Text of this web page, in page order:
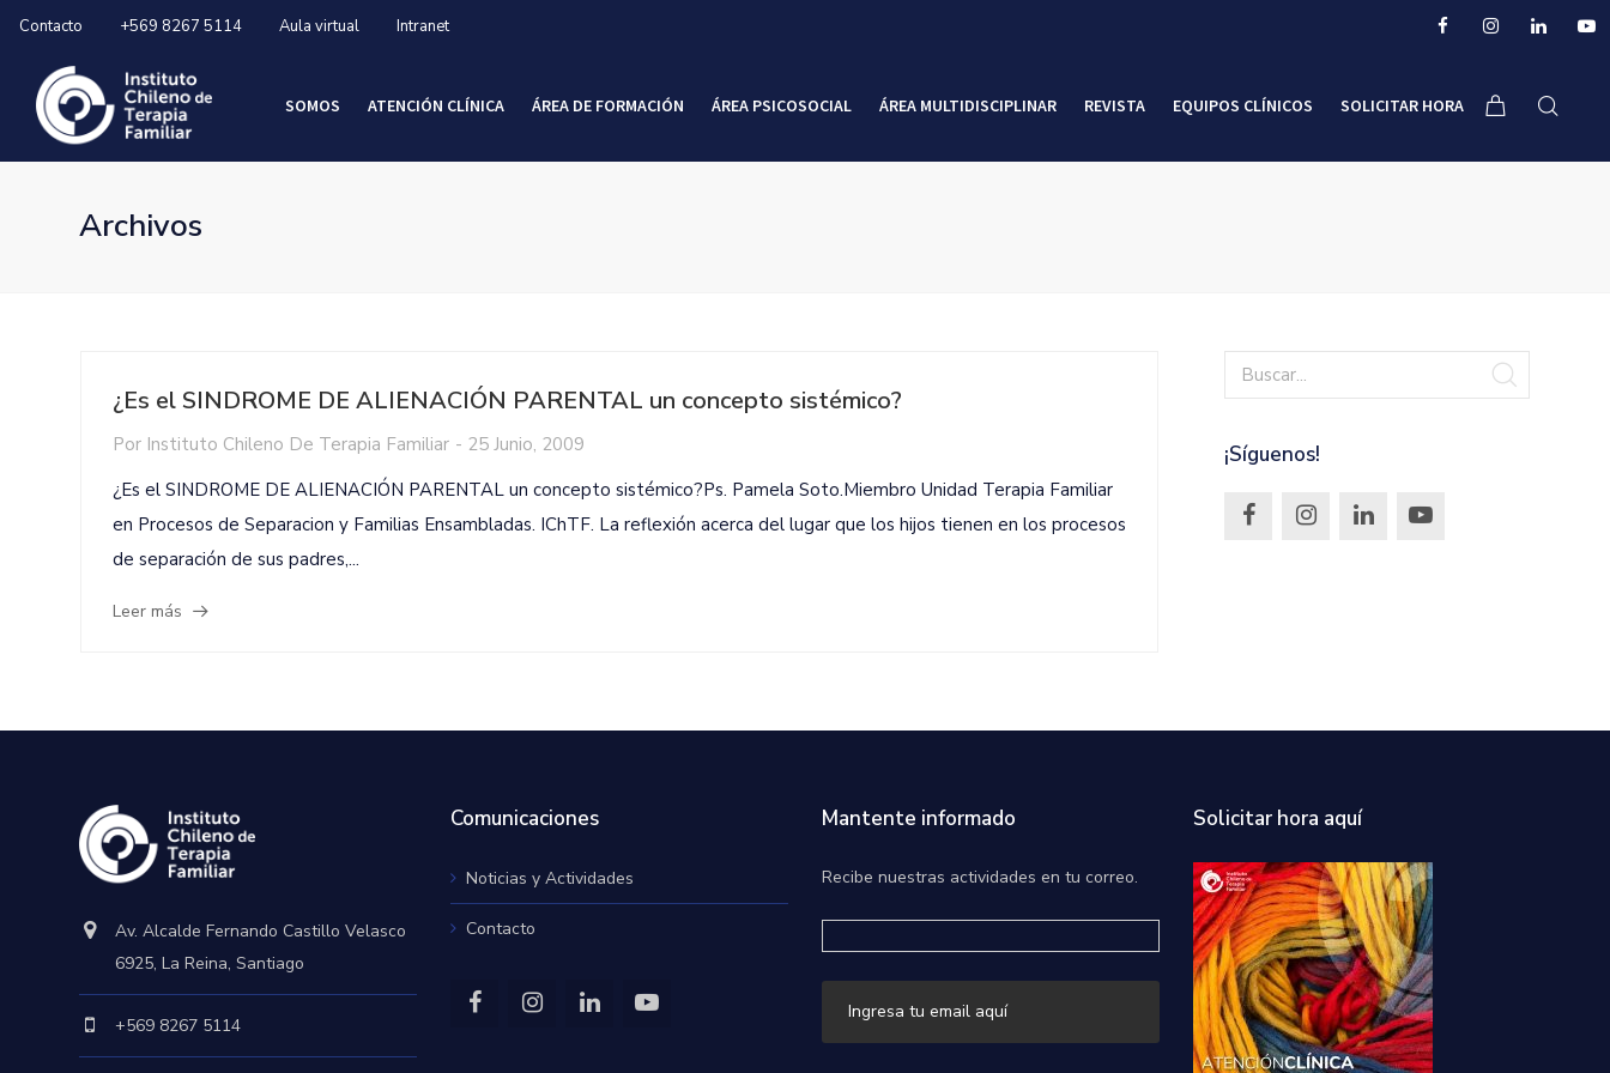
Contacto +569 8267 5114 Aula virtual Intranet
SOMOS ATENCIÓN CLÍNICA ÁREA DE FORMACIÓN ÁREA PSICOSOCIAL ÁREA MULTIDISCIPLINAR REVISTA EQUIPOS CLÍNICOS SOLICITAR HORA
Archivos
¿Es el SINDROME DE ALIENACIÓN PARENTAL un concepto sistémico?
Por Instituto Chileno De Terapia Familiar - 25 Junio, 2009
¿Es el SINDROME DE ALIENACIÓN PARENTAL un concepto sistémico?Ps. Pamela Soto.Miembro Unidad Terapia Familiar
en Procesos de Separacion y Familias Ensambladas. IChTF. La reflexión acerca del lugar que los hijos tienen en los procesos
de separación de sus padres,...
Leer más
¡Síguenos!
Av. Alcalde Fernando Castillo Velasco
6925, La Reina, Santiago
+569 8267 5114
Comunicaciones
Noticias y Actividades
Contacto
Mantente informado
Recibe nuestras actividades en tu correo.
Solicitar hora aquí